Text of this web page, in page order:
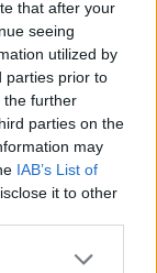
that after your
seeing
utilized by
parties prior to
the further
parties on the
may
IAB’s List of
it to other